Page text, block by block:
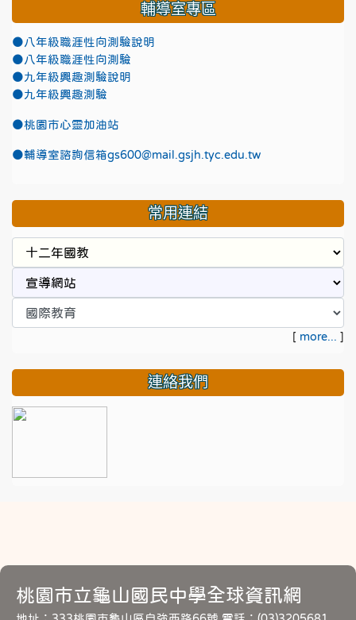
輔導室專區
●八年級職涯性向測驗說明
●八年級職涯性向測驗
●九年級興趣測驗說明
●九年級興趣測驗
●桃園市心靈加油站
●輔導室諮詢信箱gs600@mail.gsjh.tyc.edu.tw
常用連結
[ more... ]
連絡我們
桃園市立龜山國民中學全球資訊網